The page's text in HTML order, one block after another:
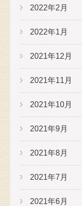
2022年2月
2022年1月
2021年12月
2021年11月
2021年10月
2021年9月
2021年8月
2021年7月
2021年6月